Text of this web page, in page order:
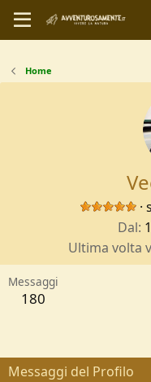
Home
·
Dal
Ultima volta
Messaggi
180
Messaggi del Profilo